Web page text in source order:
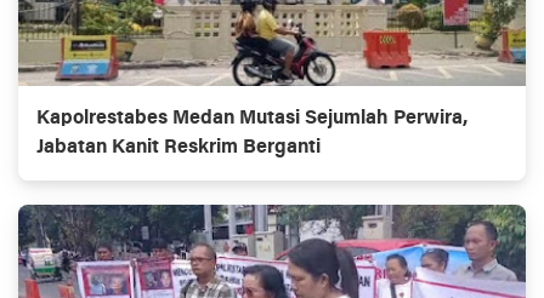
Kapolrestabes Medan Mutasi Sejumlah Perwira,
Jabatan Kanit Reskrim Berganti